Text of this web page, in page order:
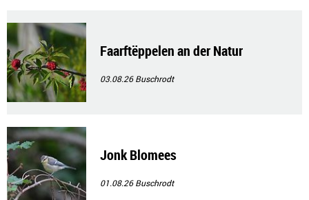
Faarftëppelen an der Natur
03.08.26Buschrodt
Jonk Blomees
01.08.26Buschrodt